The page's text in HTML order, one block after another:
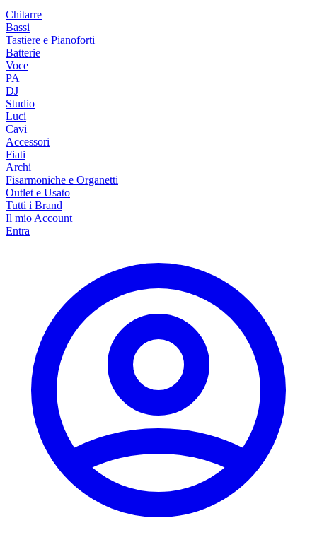
Chitarre
Bassi
Tastiere e Pianoforti
Batterie
Voce
PA
DJ
Studio
Luci
Cavi
Accessori
Fiati
Archi
Fisarmoniche e Organetti
Outlet e Usato
Tutti i Brand
Il mio Account
Entra